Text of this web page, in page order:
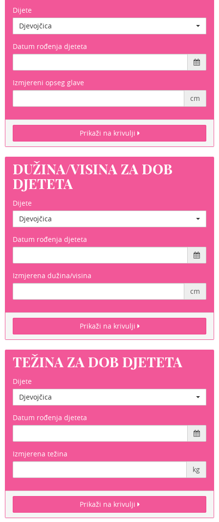
Dijete
Djevojčica
Datum rođenja djeteta
Izmjereni opseg glave
cm
Prikaži na krivulji
DUŽINA/VISINA ZA DOB
DJETETA
Dijete
Djevojčica
Datum rođenja djeteta
Izmjerena dužina/visina
cm
Prikaži na krivulji
TEŽINA ZA DOB DJETETA
Dijete
Djevojčica
Datum rođenja djeteta
Izmjerena težina
kg
Prikaži na krivulji